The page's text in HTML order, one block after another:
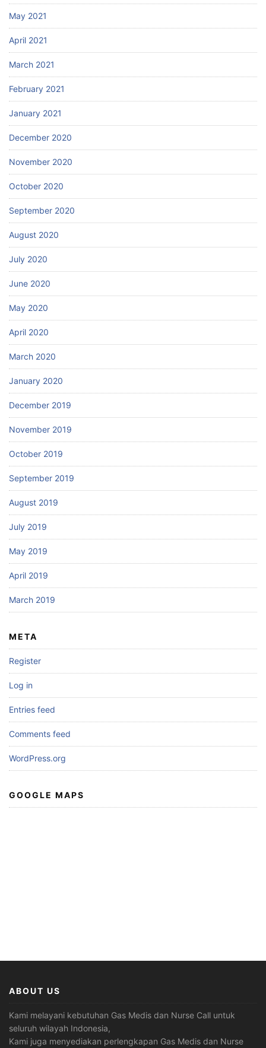
May 2021
April 2021
March 2021
February 2021
January 2021
December 2020
November 2020
October 2020
September 2020
August 2020
July 2020
June 2020
May 2020
April 2020
March 2020
January 2020
December 2019
November 2019
October 2019
September 2019
August 2019
July 2019
May 2019
April 2019
March 2019
META
Register
Log in
Entries feed
Comments feed
WordPress.org
GOOGLE MAPS
ABOUT US
Kami melayani kebutuhan Gas Medis dan Nurse Call untuk
seluruh wilayah Indonesia,
Kami juga menyediakan perlengkapan Gas Medis dan Nurse